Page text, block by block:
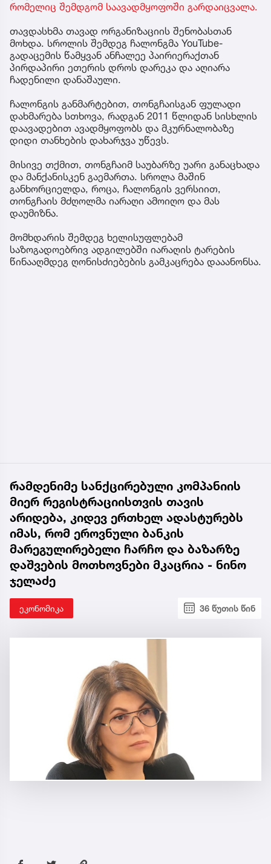
რომელიც შემდგომ საავადმყოფოში გარდაიცვალა.
თავდასხმა თავად ორგანიზაციის შენობასთან
მოხდა. სროლის შემდეგ ჩალონგმა YouTube-
გადაცემის წამყვან ანჩალეე პაირიერაქთან
პირდაპირი ეთერის დროს დარეკა და აღიარა
ჩადენილი დანაშაული.
ჩალონგის განმარტებით, თონგჩაისგან ფულადი
დახმარება სთხოვა, რადგან 2011 წლიდან სისხლის
დაავადებით ავადმყოფობს და მკურნალობაზე
დიდი თანხების დახარჯვა უწევს.
მისივე თქმით, თონგჩაიმ საუბარზე უარი განაცხადა
და მანქანისკენ გაემართა. სროლა მაშინ
განხორციელდა, როცა, ჩალონგის ვერსიით,
თონგჩაის მძღოლმა იარაღი ამოიღო და მას
დაუმიზნა.
მომხდარის შემდეგ ხელისუფლებამ
საზოგადოებრივ ადგილებში იარაღის ტარების
წინააღმდეგ ღონისძიებების გამკაცრება დააანონსა.
რამდენიმე სანქცირებული კომპანიის
მიერ რეგისტრაციისთვის თავის
არიდება, კიდევ ერთხელ ადასტურებს
იმას, რომ ეროვნული ბანკის
მარეგულირებელი ჩარჩო და ბაზარზე
დაშვების მოთხოვნები მკაცრია - ნინო
ჯელაძე
ეკონომიკა 36 წუთის წინ